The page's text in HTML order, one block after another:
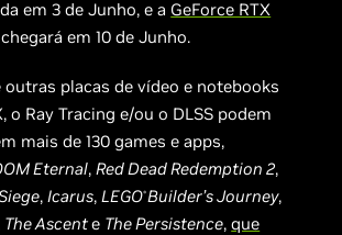
em 3 de Junho, e a GeForce RTX
em 10 de Junho.
outras placas de vídeo e notebooks
o Ray Tracing e/ou o DLSS podem
mais de 130 games e apps,
Eternal, Red Dead Redemption 2,
, Icarus, LEGO® Builder’s Journey,
The Ascente The Persistence,que